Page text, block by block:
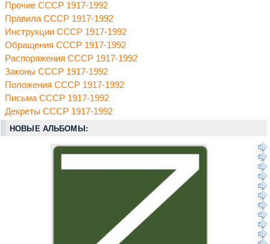
Прочие СССР 1917-1992
Правила СССР 1917-1992
Инструкции СССР 1917-1992
Обращения СССР 1917-1992
Распоряжения СССР 1917-1992
Законы СССР 1917-1992
Положения СССР 1917-1992
Письма СССР 1917-1992
Декреты СССР 1917-1992
НОВЫЕ АЛЬБОМЫ: